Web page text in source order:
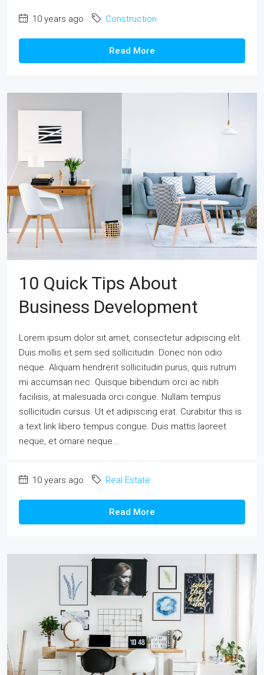
10 years ago Construction
Read More
10 Quick Tips About
Business Development
Lorem ipsum dolor sit amet, consectetur adipiscing elit.
Duis mollis et sem sed sollicitudin. Donec non odio
neque. Aliquam hendrerit sollicitudin purus, quis rutrum
mi accumsan nec. Quisque bibendum orci ac nibh
facilisis, at malesuada orci congue. Nullam tempus
sollicitudin cursus. Ut et adipiscing erat. Curabitur this is
a text link libero tempus congue. Duis mattis laoreet
neque, et ornare neque...
10 years ago Real Estate
Read More